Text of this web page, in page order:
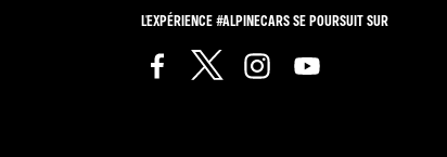
L'EXPÉRIENCE #ALPINECARS SE POURSUIT SUR